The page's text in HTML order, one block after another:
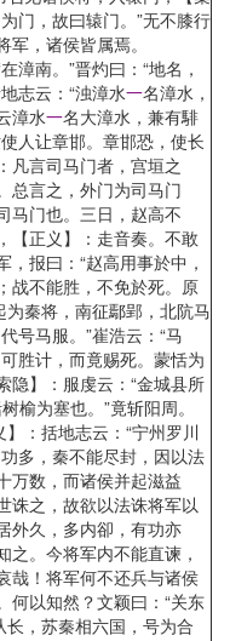
门，故曰辕门。”无不膝行
，诸侯皆属焉。
南。”晋灼曰：“地名，
志云：“浊漳水一名漳水，
漳水一名大漳水，兼有騑
人让章邯。章邯恐，使长
凡言司马门者，宫垣之
总言之，外门为司马门
马门也。三日，赵高不
【正义】：走音奏。不敢
报曰：“赵高用事於中，
战不能胜，不免於死。原
为秦将，南征鄢郢，北阬马
号马服。”崔浩云：“马
胜计，而竟赐死。蒙恬为
隐】：服虔云：“金城县所
榆为塞也。”竟斩阳周。
】：括地志云：“宁州罗川
多，秦不能尽封，因以法
万数，而诸侯并起滋益
诛之，故欲以法诛将军以
外久，多内卻，有功亦
。今将军内不能直谏，
哉！将军何不还兵与诸侯
何以知然？文颖曰：“关东
长，苏秦相六国，号为合